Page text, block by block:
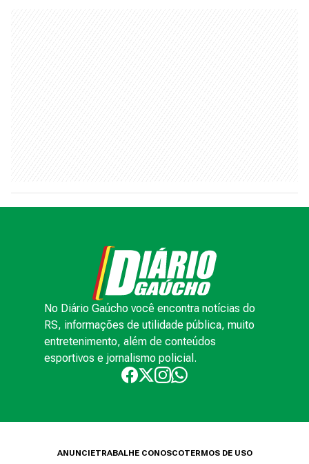
No Diário Gaúcho você encontra notícias do
RS, informações de utilidade pública, muito
entretenimento, além de conteúdos
esportivos e jornalismo policial.
ANUNCIETRABALHE CONOSCOTERMOS DE USO